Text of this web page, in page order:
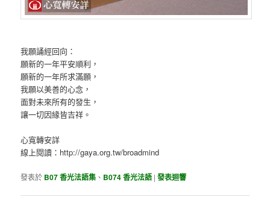
我願誦經回向：
願新的一年平安順利，
願新的一年所求滿願，
我願以美善的心念，
面對未來所有的發生，
讓一切因緣皆吉祥。
心寬轉安詳
線上閱讀：http://gaya.org.tw/broadmind
發表於 B07 香光法語集 、 B074 香光法語 |發表迴響